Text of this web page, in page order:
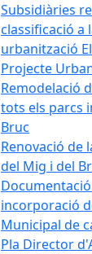
Subsidiàries
classificació a
urbanització
Projecte
Remodelació
tots els parcs
Bruc
Renovació de
del Mig i del
incorporació
Municipal de
Pla Director